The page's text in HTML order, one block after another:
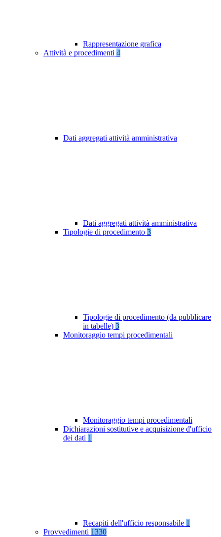
Rappresentazione grafica
Attività e procedimenti 4
Dati aggregati attività amministrativa
Dati aggregati attività amministrativa
Tipologie di procedimento 3
Tipologie di procedimento (da pubblicare
in tabelle) 3
Monitoraggio tempi procedimentali
Monitoraggio tempi procedimentali
Dichiarazioni sostitutive e acquisizione d'ufficio
dei dati 1
Recapiti dell'ufficio responsabile 1
Provvedimenti 1330